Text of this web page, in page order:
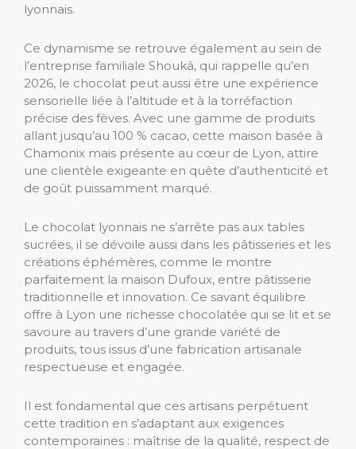
lyonnais.
Ce dynamisme se retrouve également au sein de
l’entreprise familiale Shoukâ, qui rappelle qu’en
2026, le chocolat peut aussi être une expérience
sensorielle liée à l’altitude et à la torréfaction
précise des fèves. Avec une gamme de produits
allant jusqu’au 100 % cacao, cette maison basée à
Chamonix mais présente au cœur de Lyon, attire
une clientèle exigeante en quête d’authenticité et
de goût puissamment marqué.
Le chocolat lyonnais ne s’arrête pas aux tables
sucrées, il se dévoile aussi dans les pâtisseries et les
créations éphémères, comme le montre
parfaitement la maison Dufoux, entre pâtisserie
traditionnelle et innovation. Ce savant équilibre
offre à Lyon une richesse chocolatée qui se lit et se
savoure au travers d’une grande variété de
produits, tous issus d’une fabrication artisanale
respectueuse et engagée.
Il est fondamental que ces artisans perpétuent
cette tradition en s’adaptant aux exigences
contemporaines : maîtrise de la qualité, respect de